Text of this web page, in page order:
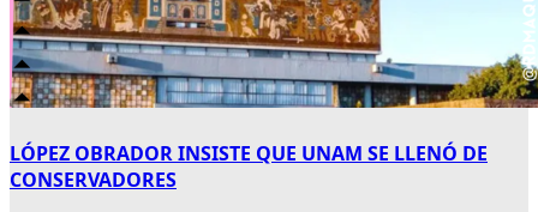
LÓPEZ OBRADOR INSISTE QUE UNAM SE LLENÓ DE
CONSERVADORES